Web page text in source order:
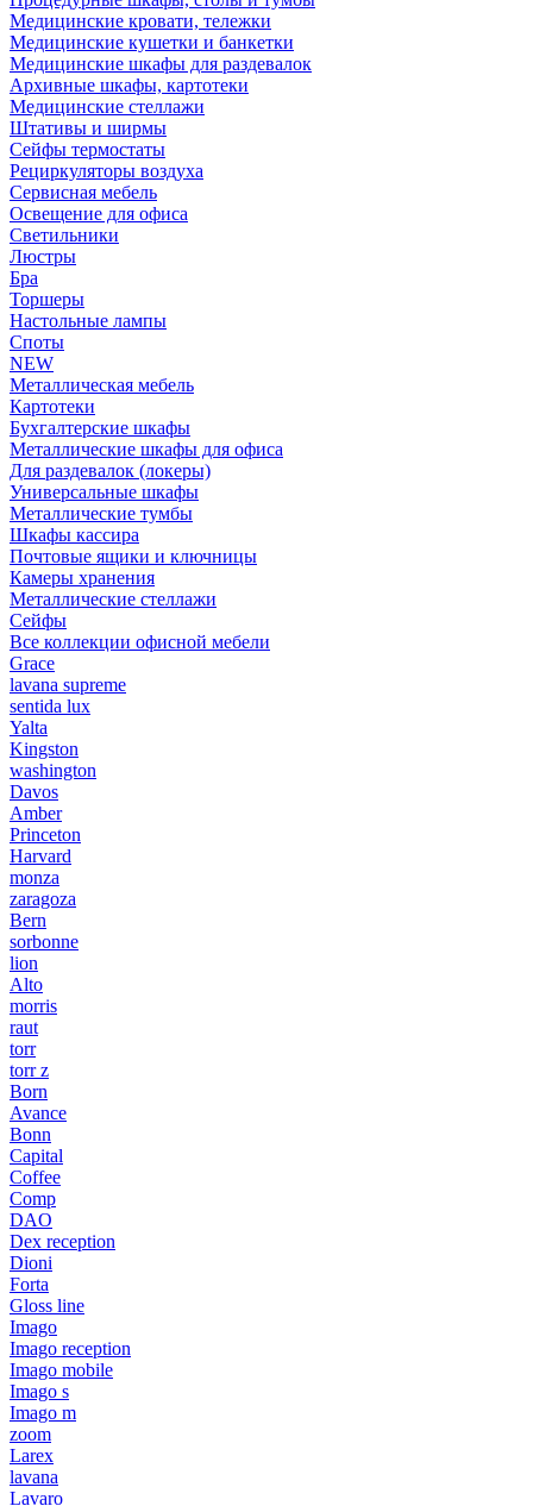
Медицинские кровати, тележки
Медицинские кушетки и банкетки
Медицинские шкафы для раздевалок
Архивные шкафы, картотеки
Медицинские стеллажи
Штативы и ширмы
Сейфы термостаты
Рециркуляторы воздуха
Сервисная мебель
Освещение для офиса
Светильники
Люстры
Бра
Торшеры
Настольные лампы
Споты
NEW
Металлическая мебель
Картотеки
Бухгалтерские шкафы
Металлические шкафы для офиса
Для раздевалок (локеры)
Универсальные шкафы
Металлические тумбы
Шкафы кассира
Почтовые ящики и ключницы
Камеры хранения
Металлические стеллажи
Сейфы
Все коллекции офисной мебели
Grace
lavana supreme
sentida lux
Yalta
Kingston
washington
Davos
Amber
Princeton
Harvard
monza
zaragoza
Bern
sorbonne
lion
Alto
morris
raut
torr
torr z
Born
Avance
Bonn
Capital
Coffee
Comp
DAO
Dex reception
Dioni
Forta
Gloss line
Imago
Imago reception
Imago mobile
Imago s
Imago m
zoom
Larex
lavana
Lavaro